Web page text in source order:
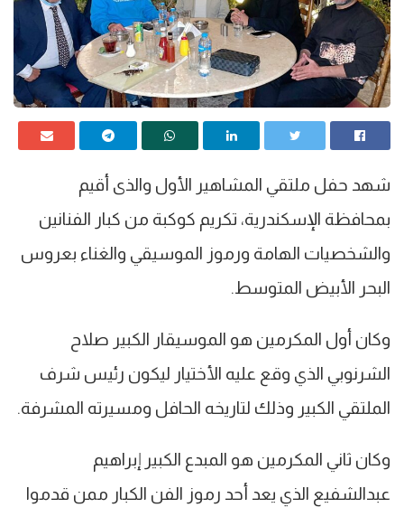
شهد حفل ملتقي المشاهير الأول والذى أقيم
بمحافظة الإسكندرية، تكريم كوكبة من كبار الفنانين
والشخصيات الهامة ورموز الموسيقي والغناء بعروس
البحر الأبيض المتوسط.
وكان أول المكرمين هو الموسيقار الكبير صلاح
الشرنوبي الذي وقع عليه الأختيار ليكون رئيس شرف
الملتقي الكبير وذلك لتاريخه الحافل ومسيرته المشرفة.
وكان ثاني المكرمين هو المبدع الكبير إبراهيم
عبدالشفيع الذي يعد أحد رموز الفن الكبار ممن قدموا